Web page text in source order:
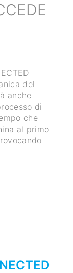
I
PRIMA
monitora il
appena la
voi o una
smartphone o